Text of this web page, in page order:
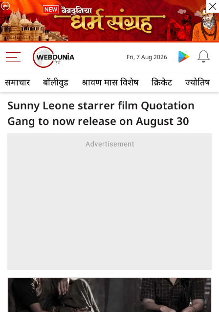
समाचार बॉलीवुड श्रावण मास विशेष क्रिकेट ज्योतिष
Fri, 7 Aug 2026
Sunny Leone starrer film Quotation
Gang to now release on August 30